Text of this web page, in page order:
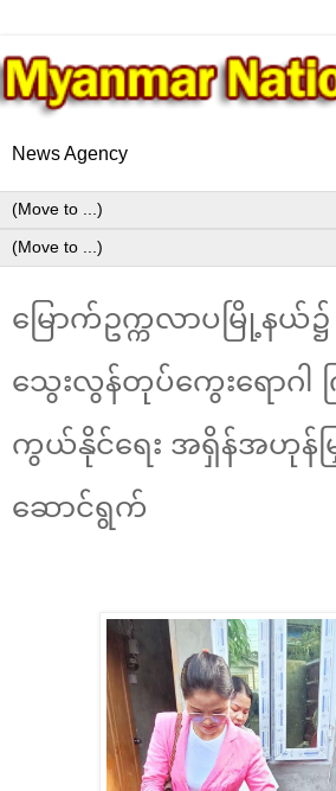
News Agency
မြောက်ဥက္ကလာပမြို့နယ်၌
သွေးလွန်တုပ်ကွေးရောဂ
ကွယ်နိုင်ရေး အရှိန်အဟုန်မ
ဆောင်ရွက်